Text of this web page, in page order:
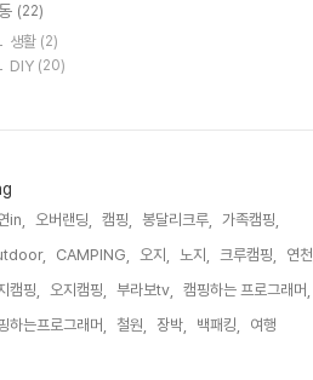
(22)
생활 (2)
DIY (20)
in, 오버랜딩, 캠핑, 봉달리크루,
가족캠핑,
CAMPING, 오지, 노지, 크루캠핑,
연천,
캠핑,
오지캠핑, 부라보tv,
캠핑하는 프로그래머,
하는프로그래머,
철원, 장박, 백패킹, 여행,